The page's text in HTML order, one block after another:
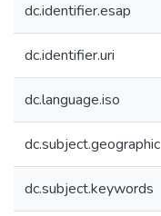
dc.identifier.esap
dc.identifier.uri
dc.language.iso
dc.subject.geographic
dc.subject.keywords